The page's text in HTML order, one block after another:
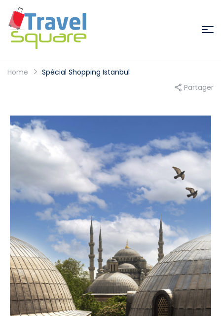
Home
Spécial Shopping Istanbul
Partager